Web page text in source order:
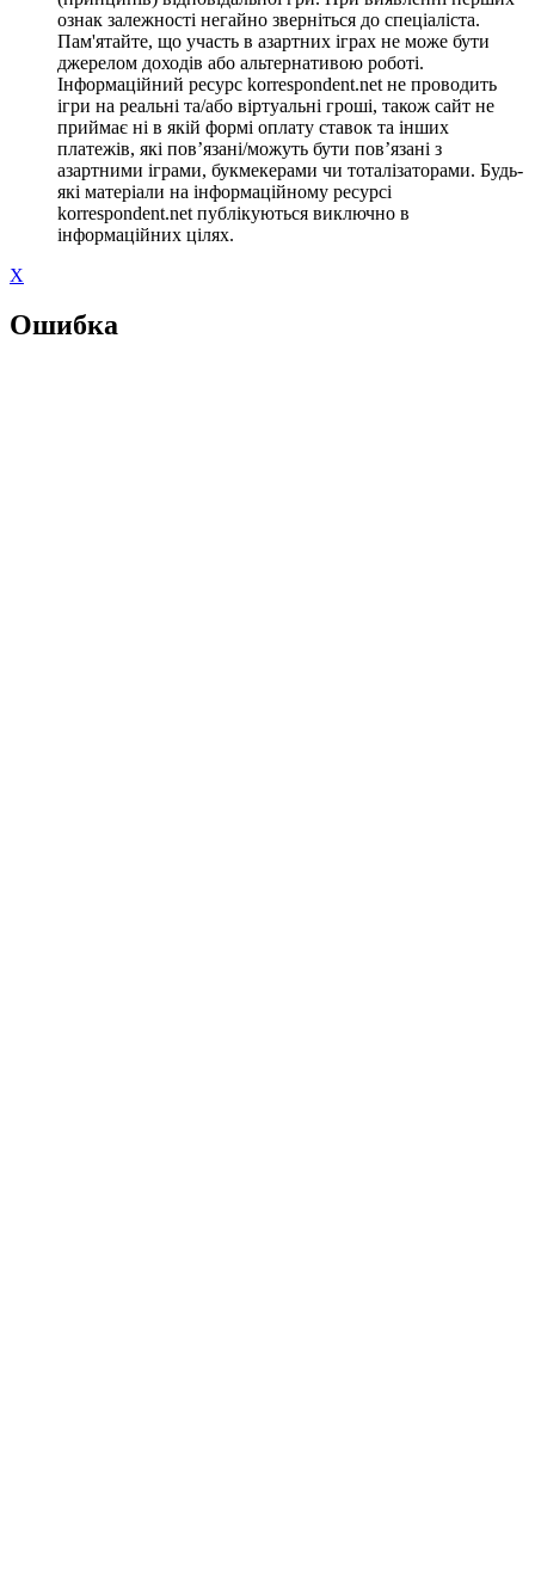
ознак залежності негайно зверніться до спеціаліста.
Пам'ятайте, що участь в азартних іграх не може бути
джерелом доходів або альтернативою роботі.
Інформаційний ресурс korrespondent.net не проводить
ігри на реальні та/або віртуальні гроші, також сайт не
приймає ні в якій формі оплату ставок та інших
платежів, які пов’язані/можуть бути пов’язані з
азартними іграми, букмекерами чи тоталізаторами. Будь-
які матеріали на інформаційному ресурсі
korrespondent.net публікуються виключно в
інформаційних цілях.
X
Ошибка